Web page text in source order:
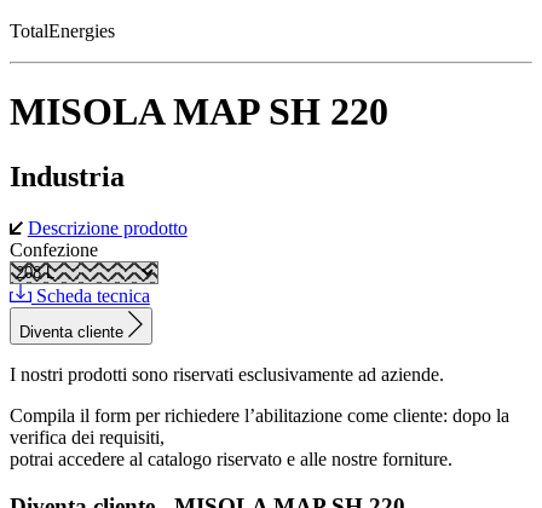
TotalEnergies
MISOLA MAP SH 220
Industria
Descrizione prodotto
Confezione
Scheda tecnica
Diventa cliente
I nostri prodotti sono riservati esclusivamente ad aziende.
Compila il form per richiedere l’abilitazione come cliente: dopo la
verifica dei requisiti,
potrai accedere al catalogo riservato e alle nostre forniture.